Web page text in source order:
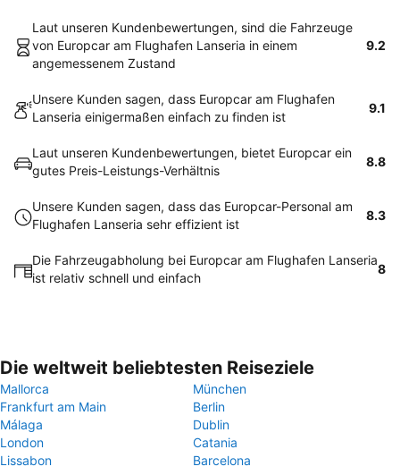
Laut unseren Kundenbewertungen, sind die Fahrzeuge
von Europcar am Flughafen Lanseria in einem
angemessenem Zustand
9.2
Unsere Kunden sagen, dass Europcar am Flughafen
Lanseria einigermaßen einfach zu finden ist
9.1
Laut unseren Kundenbewertungen, bietet Europcar ein
gutes Preis-Leistungs-Verhältnis
8.8
Unsere Kunden sagen, dass das Europcar-Personal am
Flughafen Lanseria sehr effizient ist
8.3
Die Fahrzeugabholung bei Europcar am Flughafen Lanseria
ist relativ schnell und einfach
8
Die weltweit beliebtesten Reiseziele
Mallorca
München
Frankfurt am Main
Berlin
Málaga
Dublin
London
Catania
Lissabon
Barcelona